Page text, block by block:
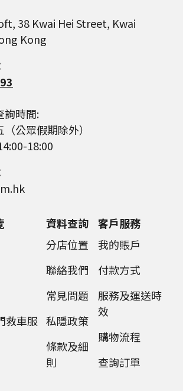
38 Kwai Hei Street, Kwai
Kong
詢時間:
公眾假期除外）
18:00
救車服
資料查詢
分店位置
聯絡我們
常見問題
私隱政策
條款及細
則
客戶服務
我的賬戶
付款方式
服務及運送時
效
購物流程
查詢訂單